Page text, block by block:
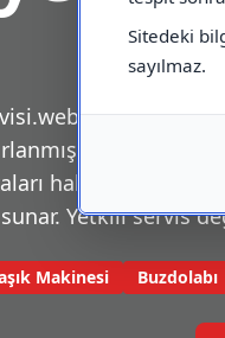
Sitedeki
sayılmaz.
beyaz
bir
hakkında sık
sunar. Yetkili servis
Makinesi Buzdolabı